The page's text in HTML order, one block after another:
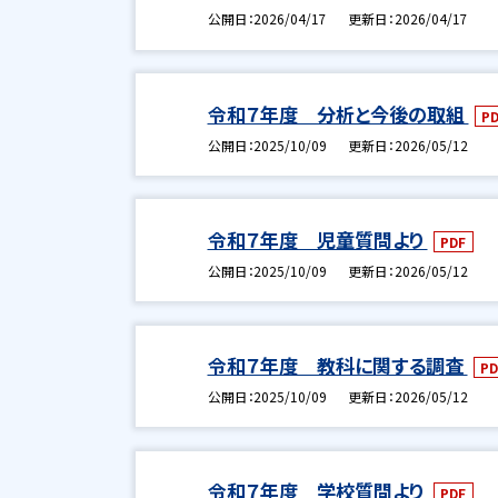
公開日 2026/04/17 更新日 2026/04/17
令和７年度 分析と今後の取組
公開日 2025/10/09 更新日 2026/05/12
令和７年度 児童質問より
PDF
公開日 2025/10/09 更新日 2026/05/12
令和７年度 教科に関する調査
公開日 2025/10/09 更新日 2026/05/12
令和７年度 学校質問より PDF